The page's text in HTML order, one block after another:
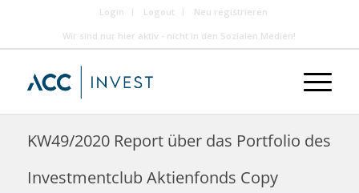
Login Logout
Neu registrieren
Wir sind nur hier aktiv - nicht in den Sozialen Medien!
KW49/2020 Report über das Portfolio des
Investmentclub Aktienfonds Copy